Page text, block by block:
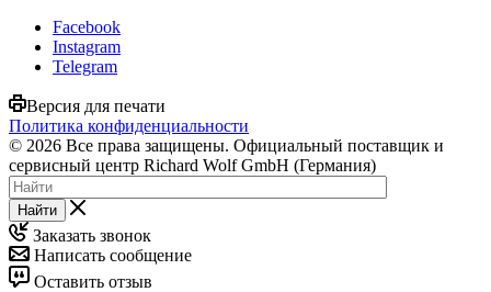
Facebook
Instagram
Telegram
Версия для печати
Политика конфиденциальности
© 2026 Все права защищены. Официальный поставщик и
сервисный центр Richard Wolf GmbH (Германия)
Найти
Заказать звонок
Написать сообщение
Оставить отзыв